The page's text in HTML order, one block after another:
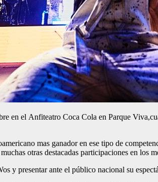
en el Anfiteatro Coca Cola en Parque
mas ganador en ese tipo de
otras destacadas participaciones en los
y presentar ante el público nacional su